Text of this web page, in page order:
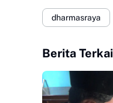
dharmasraya
Berita